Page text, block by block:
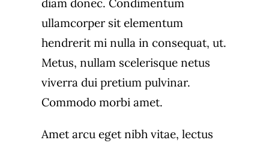
diam donec. Condimentum
ullamcorper sit elementum
hendrerit mi nulla in consequat, ut.
Metus, nullam scelerisque netus
viverra dui pretium pulvinar.
Commodo morbi amet.
Amet arcu eget nibh vitae, lectus